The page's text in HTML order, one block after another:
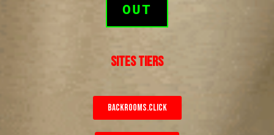
OUT
SITES TIERS
BACKROOMS.CLICK